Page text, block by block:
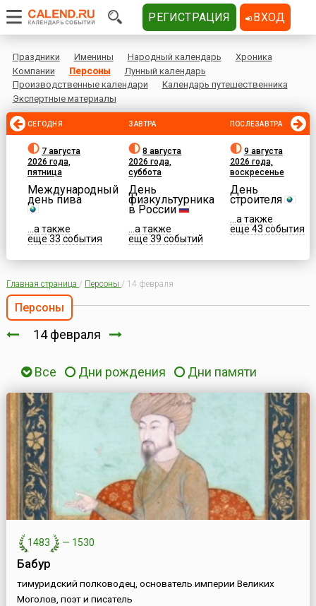
Праздники Именины Народный календарь
Хроника
Компании
Персоны
Лунный календарь
Производственные календари
Календарь путешественника
Экспертные материалы
СЕГОДНЯ
7 августа
2026 года,
пятница
Международный
день пива
...а также
еще 33 события
ЗАВТРА
8 августа
2026 года,
суббота
День
физкультурника
в России
...а также
еще 39 событий
ПОСЛЕЗАВТРА
9 августа
2026 года,
воскресенье
День
строителя
...а также
еще 43 события
Главная страница / Персоны / 14 февраля
Персоны
14 февраля
Все Дни рождения Дни памяти
1483 — 1530
Бабур
тимуридский полководец, основатель империи Великих
Моголов, поэт и писатель
РЕГИСТРАЦИЯ ВХОД